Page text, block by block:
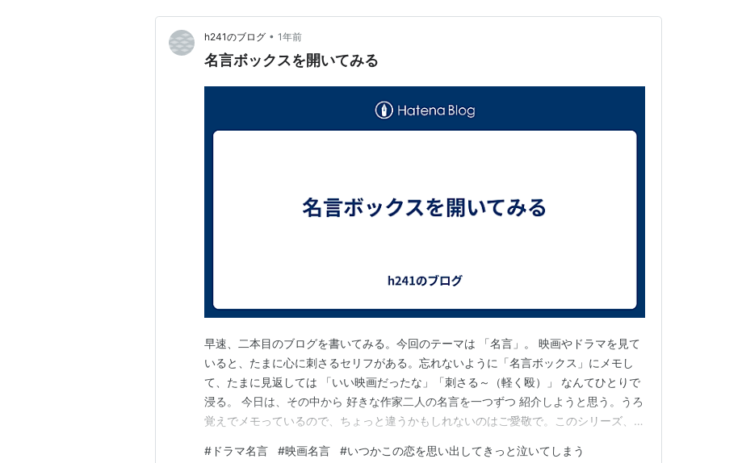
h241のブログ • 1年前
名言ボックスを開いてみる
早速、二本目のブログを書いてみる。今回のテーマは 「名言」。 映画やドラマを見て
いると、たまに心に刺さるセリフがある。忘れないように「名言ボックス」にメモし
て、たまに見返しては 「いい映画だったな」「刺さる～（軽く殴）」 なんてひとりで
浸る。 今日は、その中から 好きな作家二人の名言を一つずつ 紹介しようと思う。うろ
覚えでメモっているので、ちょっと違うかもしれないのはご愛敬で。このシリーズ、定
かこの恋を思い出してきっと泣いてしまう』より / 坂元裕二） 「東京は夢をかなえる
# ドラマ名言 #映画名言 #いつかこの恋を思い出してきっと泣いてしまう